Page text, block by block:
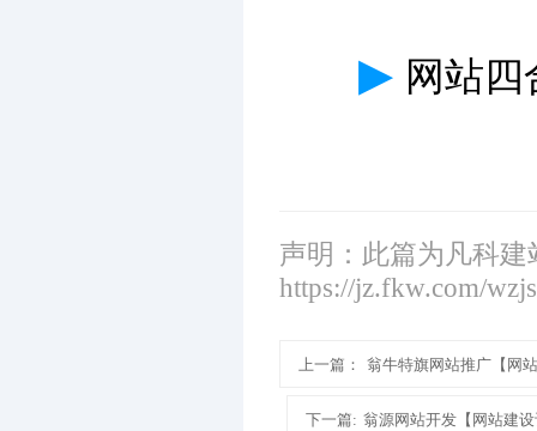
▶ 网站四
声明：此篇为凡科
https://jz.fkw.com/
上一篇： 翁牛特旗网站推广【网
下一篇: 翁源网站开发【网站建